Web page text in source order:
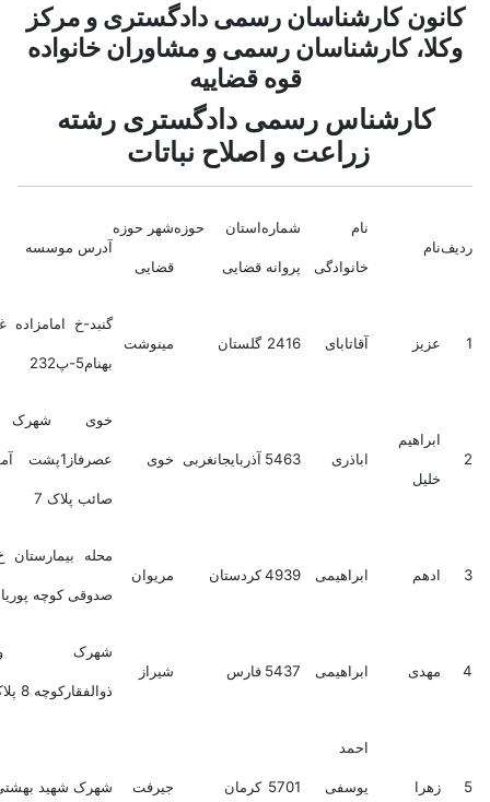
کارشناسان رسمی دادگستری و مرکز
کارشناسان رسمی و مشاوران خانواده
قوه قضاییه
کارشناس رسمی دادگستری رشته
زراعت و اصلاح نباتات
نام
خانوادگی پروانه
استان حوزه
قضایی
شهر حوزه
آدرس موسسه
عزیز 2416 گلستان مینوشت
گنبد-خ امامزاده غربی-ک
5463 آذربایجانغربی خوی
خوی شهرک ولی
عصرفاز1پشت آموزشگاه
صائب پلاک 7
ادهم ابراهیمی 4939 کردستان مریوان
محله بیمارستان خ شهید
صدوقی کوچه پوریا پ 9
مهدی ابراهیمی 5437 فارس
شهرک والفجرخ
ذوالفقارکوچه 8 پلاک 143
زهرا 5701 کرمان شهرک شهید بهشتی